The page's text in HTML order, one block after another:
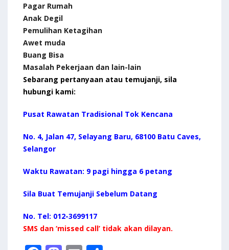
Pagar Rumah
Anak Degil
Pemulihan Ketagihan
Awet muda
Buang Bisa
Masalah Pekerjaan dan lain-lain
Sebarang pertanyaan atau temujanji, sila
hubungi kami:
Pusat Rawatan Tradisional Tok Kencana
No. 4, Jalan 47, Selayang Baru, 68100 Batu Caves,
Selangor
Waktu Rawatan: 9 pagi hingga 6 petang
Sila Buat Temujanji Sebelum Datang
No. Tel: 012-3699117
SMS dan ‘missed call’ tidak akan dilayan.